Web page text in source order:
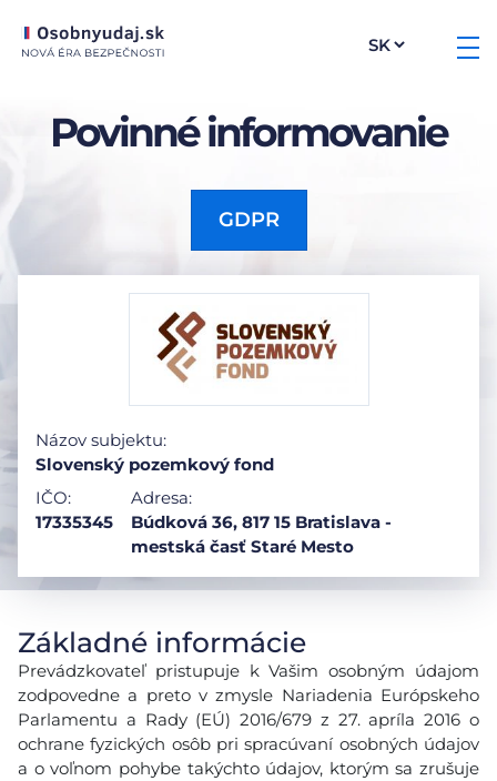
Povinné informovanie
GDPR
Názov subjektu:
Slovenský pozemkový fond
IČO:
17335345
Adresa:
Búdková 36, 817 15 Bratislava -
mestská časť Staré Mesto
Základné informácie
Prevádzkovateľ pristupuje k Vašim osobným údajom
zodpovedne a preto v zmysle Nariadenia Európskeho
Parlamentu a Rady (EÚ) 2016/679 z 27. apríla 2016 o
ochrane fyzických osôb pri spracúvaní osobných údajov
a o voľnom pohybe takýchto údajov, ktorým sa zrušuje